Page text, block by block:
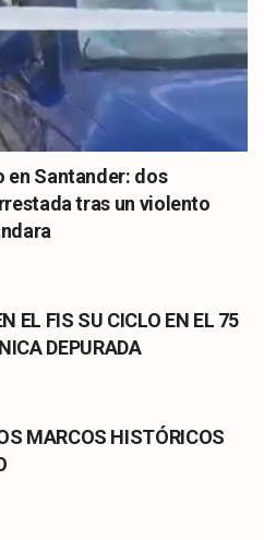
en Santander: dos
tras un violento
EL FIS SU CICLO EN EL 75
DEPURADA
MARCOS HISTÓRICOS